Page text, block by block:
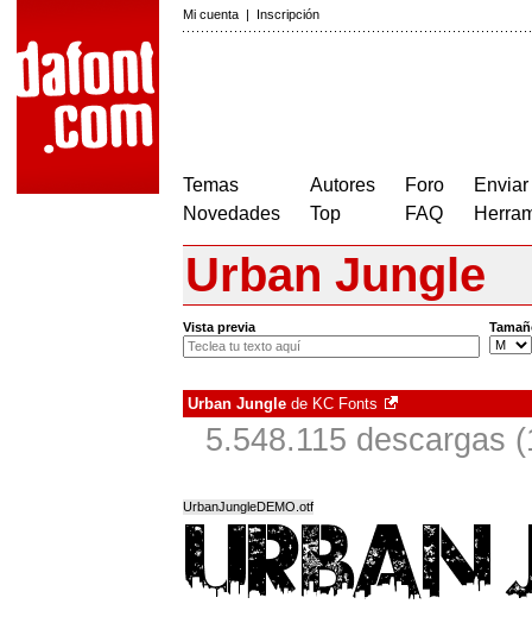
Mi cuenta | Inscripción
Temas
Novedades
Autores
Top
Foro
FAQ
Urban Jungle
Vista previa
Urban Jungle de KC Fonts
5.548.115 descargas
UrbanJungleDEMO.otf